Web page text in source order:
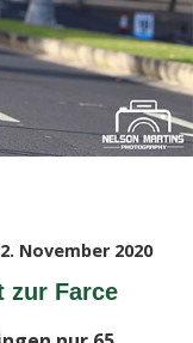
November 2020
zur Farce